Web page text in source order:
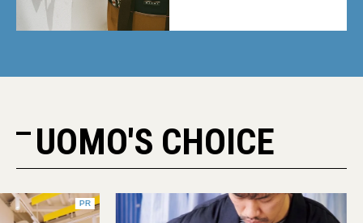
UOMO'S CHOICE
PR